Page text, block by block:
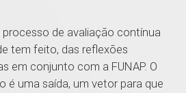
processo de avaliação contínua
tem feito, das reflexões
em conjunto com a FUNAP. O
é uma saída, um vetor para que